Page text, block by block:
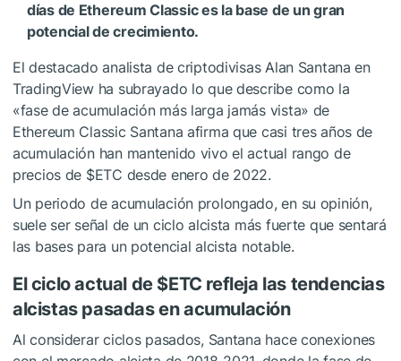
días de Ethereum Classic es la base de un gran
potencial de crecimiento.
El destacado analista de criptodivisas Alan Santana en
TradingView ha subrayado lo que describe como la
«fase de acumulación más larga jamás vista» de
Ethereum Classic Santana afirma que casi tres años de
acumulación han mantenido vivo el actual rango de
precios de $ETC desde enero de 2022.
Un periodo de acumulación prolongado, en su opinión,
suele ser señal de un ciclo alcista más fuerte que sentará
las bases para un potencial alcista notable.
El ciclo actual de $ETC refleja las tendencias
alcistas pasadas en acumulación
Al considerar ciclos pasados, Santana hace conexiones